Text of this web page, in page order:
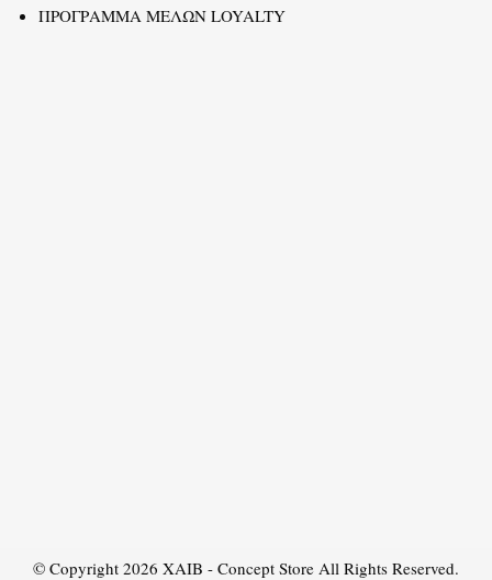
ΠΡΟΓΡΑΜΜΑ ΜΕΛΩΝ LOYALTY
© Copyright 2026 XAIB - Concept Store All Rights Reserved.